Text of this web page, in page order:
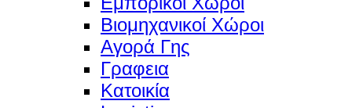
Βιομηχανικοί Χώροι
Αγορά Γης
Γραφεια
Κατοικία